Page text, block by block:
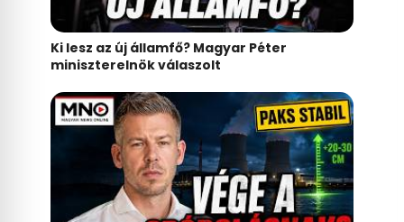
Ki lesz az új államfő? Magyar Péter
miniszterelnök válaszolt